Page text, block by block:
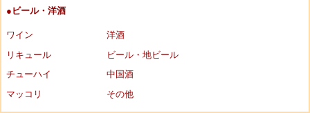
●ビール・洋酒
ワイン
洋酒
リキュール
ビール・地ビール
チューハイ
中国酒
マッコリ
その他